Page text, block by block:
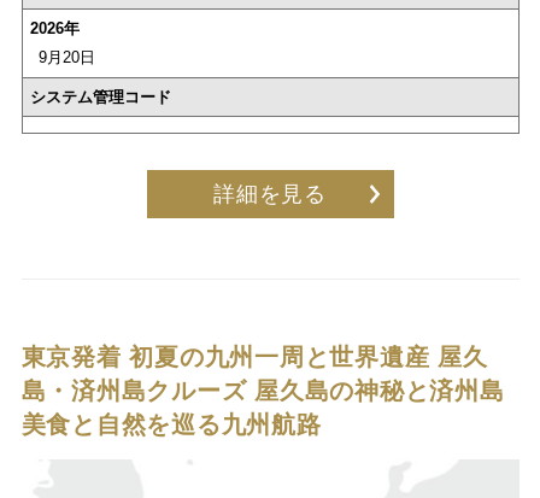
2026年
9月20日
システム管理コード
詳細を見る
東京発着 初夏の九州一周と世界遺産 屋久
島・済州島クルーズ 屋久島の神秘と済州島
美食と自然を巡る九州航路